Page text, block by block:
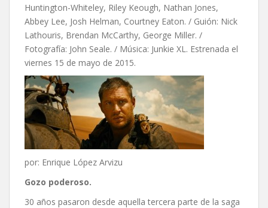
Huntington-Whiteley, Riley Keough, Nathan Jones,
Abbey Lee, Josh Helman, Courtney Eaton. / Guión: Nick
Lathouris, Brendan McCarthy, George Miller. /
Fotografía: John Seale. / Música: Junkie XL. Estrenada el
viernes 15 de mayo de 2015.
por: Enrique López Arvizu
Gozo poderoso.
30 años pasaron desde aquella tercera parte de la saga